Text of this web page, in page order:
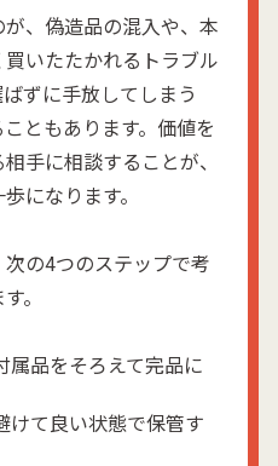
、偽造品の混入や、本
いたたかれるトラブル
ずに手放してしまう
ともあります。価値を
手に相談することが、
になります。
の4つのステップで考
。
属品をそろえて完品に
けて良い状態で保管す